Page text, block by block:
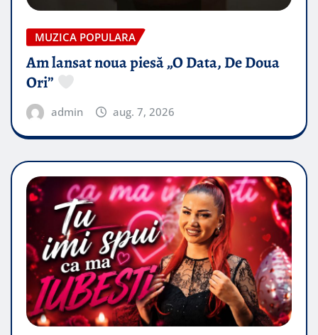
MUZICA POPULARA
Am lansat noua piesă „O Data, De Doua
Ori”
admin aug. 7, 2026